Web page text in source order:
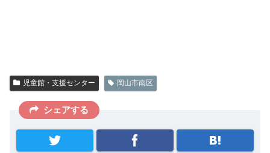
児童館・支援センター 岡山市南区
シェアする